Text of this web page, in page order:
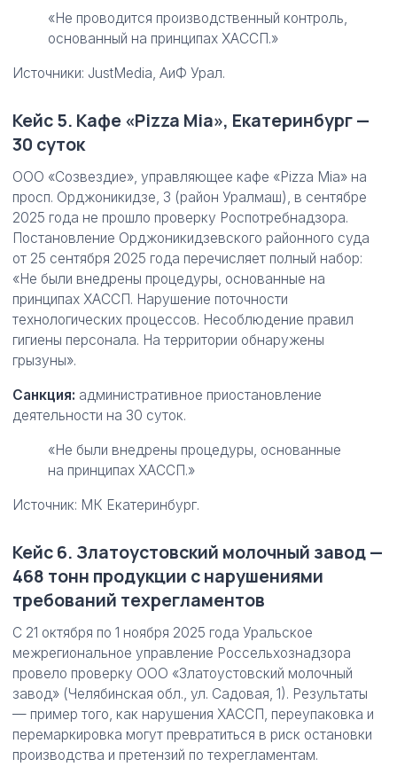
«Не проводится производственный контроль,
основанный на принципах ХАССП.»
Источники: JustMedia, АиФ Урал.
Кейс 5. Кафе «Pizza Mia», Екатеринбург —
30 суток
ООО «Созвездие», управляющее кафе «Pizza Mia» на
просп. Орджоникидзе, 3 (район Уралмаш), в сентябре
2025 года не прошло проверку Роспотребнадзора.
Постановление Орджоникидзевского районного суда
от 25 сентября 2025 года перечисляет полный набор:
«Не были внедрены процедуры, основанные на
принципах ХАССП. Нарушение поточности
технологических процессов. Несоблюдение правил
гигиены персонала. На территории обнаружены
грызуны».
Санкция: административное приостановление
деятельности на 30 суток.
«Не были внедрены процедуры, основанные
на принципах ХАССП.»
Источник: МК Екатеринбург.
Кейс 6. Златоустовский молочный завод —
468 тонн продукции с нарушениями
требований техрегламентов
С 21 октября по 1 ноября 2025 года Уральское
межрегиональное управление Россельхознадзора
провело проверку ООО «Златоустовский молочный
завод» (Челябинская обл., ул. Садовая, 1). Результаты
— пример того, как нарушения ХАССП, переупаковка и
перемаркировка могут превратиться в риск остановки
производства и претензий по техрегламентам.